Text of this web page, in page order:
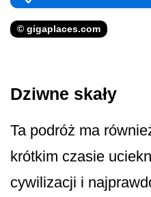
© gigaplaces.com
Dziwne skały
Ta podróż ma
krótkim czasie
cywilizacji i